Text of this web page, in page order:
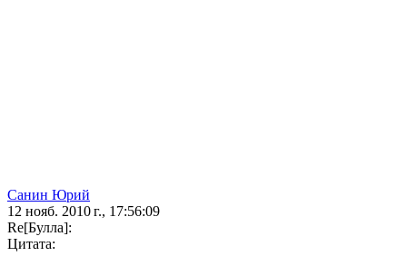
Санин Юрий
12 нояб. 2010 г., 17:56:09
Re[Булла]:
Цитата: